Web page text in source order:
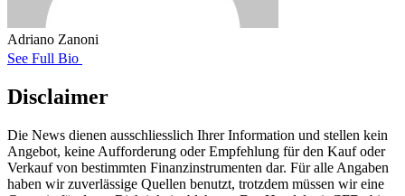
Adriano Zanoni
See Full Bio
Disclaimer
Die News dienen ausschliesslich Ihrer Information und stellen kein
Angebot, keine Aufforderung oder Empfehlung für den Kauf oder
Verkauf von bestimmten Finanzinstrumenten dar. Für alle Angaben
haben wir zuverlässige Quellen benutzt, trotzdem müssen wir eine